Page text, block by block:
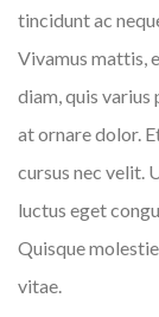
tincidunt ac
Vivamus mattis,
diam, quis varius
at ornare dolor.
cursus nec velit.
luctus eget
Quisque
vitae.